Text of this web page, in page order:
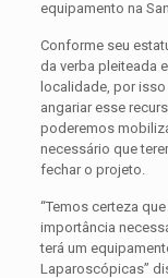
equipamento na
Conforme seu
da verba pleiteada
localidade, por
angariar esse
poderemos
necessário que
fechar o projeto.
“Temos certeza
importância
terá um
Laparoscópicas”